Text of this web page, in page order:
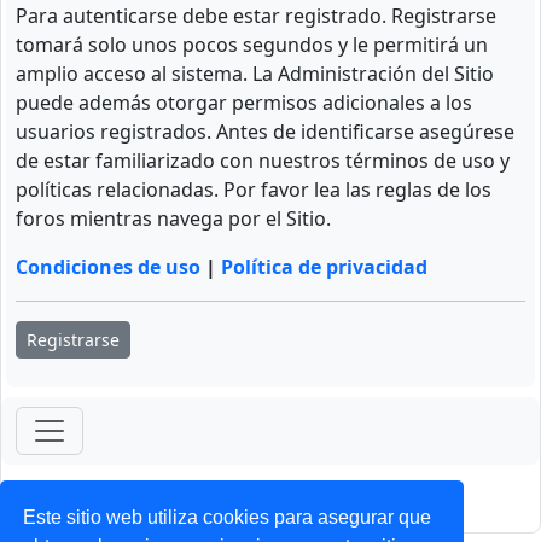
Este sitio web utiliza cookies para asegurar que
Para autenticarse debe estar registrado. Registrarse
tomará solo unos pocos segundos y le permitirá un
amplio acceso al sistema. La Administración del Sitio
puede además otorgar permisos adicionales a los
usuarios registrados. Antes de identificarse asegúrese
de estar familiarizado con nuestros términos de uso y
políticas relacionadas. Por favor lea las reglas de los
foros mientras navega por el Sitio.
Condiciones de uso | Política de privacidad
Registrarse
ForoClub 2025
Privacidad| Condiciones